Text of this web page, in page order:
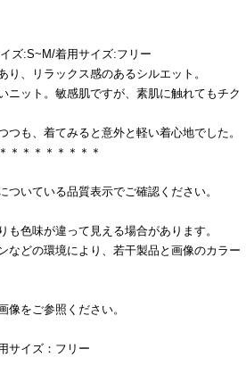
ズ:S~M/着用サイズ:フリー
り、リラックス感のあるシルエット。
ニット。敏感肌ですが、素肌に触れてもチク
つも、着てみると意外と軽い着心地でした。
＊＊＊＊＊＊＊＊
いている品質表示でご確認ください。
色味が違って見える場合があります。
などの環境により、若干製品と画像のカラー
をご参照ください。
サイズ：フリー